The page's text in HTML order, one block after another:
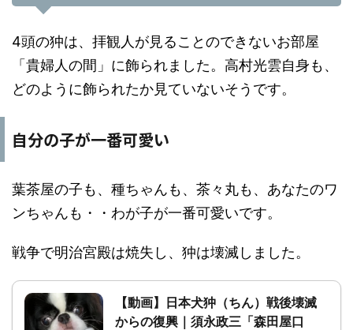
4頭の狆は、拝観人が見ることのできないお部屋
「貴婦人の間」に飾られました。高村光雲自身も、
どのように飾られたか見ていないそうです。
自分の子が一番可愛い
葉茶屋の子も、種ちゃんも、茶々丸も、あなたのワ
ンちゃんも・・わが子が一番可愛いです。
戦争で明治宮殿は焼失し、狆は壊滅しました。
【動画】日本犬狆（ちん）戦後壊滅
からの復興｜須永政三「森田屋口